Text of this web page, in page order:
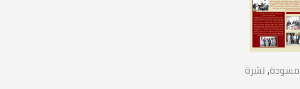
مسودة,نشرة